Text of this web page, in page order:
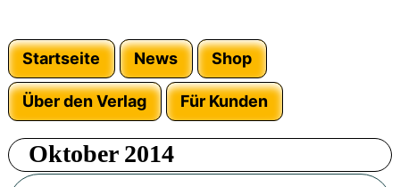
Startseite News Shop
Über den Verlag Für Kunden
Oktober 2014